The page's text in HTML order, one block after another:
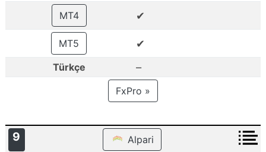
MT4 ✔
MT5 ✔
Türkçe –
FxPro »
9 Alpari